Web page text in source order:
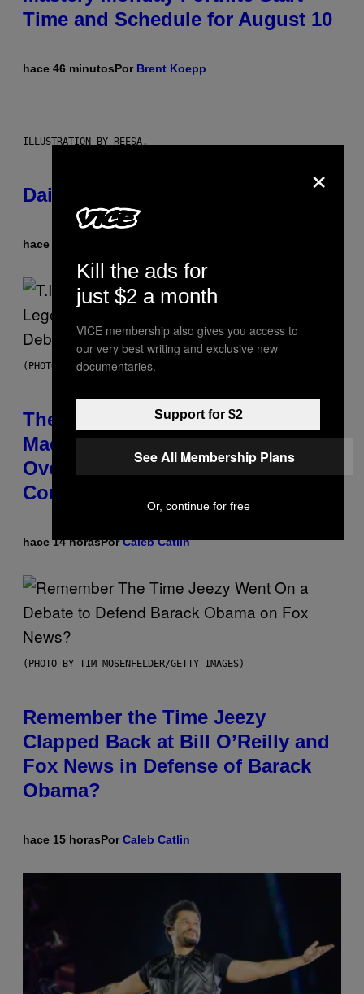
Time and Schedule for August 10
hace 46 minutosPor Brent Koepp
ILLUSTRATION BY REESA.
Daily Horoscope: August 10, 2026
hace 7 horas
(PHOTO BY JOHNNY NUNEZ/WIREIMAGE)
The 90s Hip-Hop Legend Who
Made T.I. Delay His Debut Album
Over 20 Years Ago: ‘I Definitely
Conceded’
hace 14 horasPorCaleb Catlin
(PHOTO BY TIM MOSENFELDER/GETTY IMAGES)
Remember the Time Jeezy
Clapped Back at Bill O’Reilly and
Fox News in Defense of Barack
Obama?
hace 15 horasPorCaleb Catlin
×
Kill the ads for
just $2 a month
VICE membership also gives you access to
our very best writing and exclusive new
documentaries.
Support for $2
See All Membership Plans
Or, continue for free